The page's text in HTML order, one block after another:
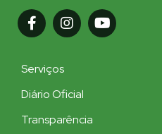
Serviços
Diário Oficial
Transparência